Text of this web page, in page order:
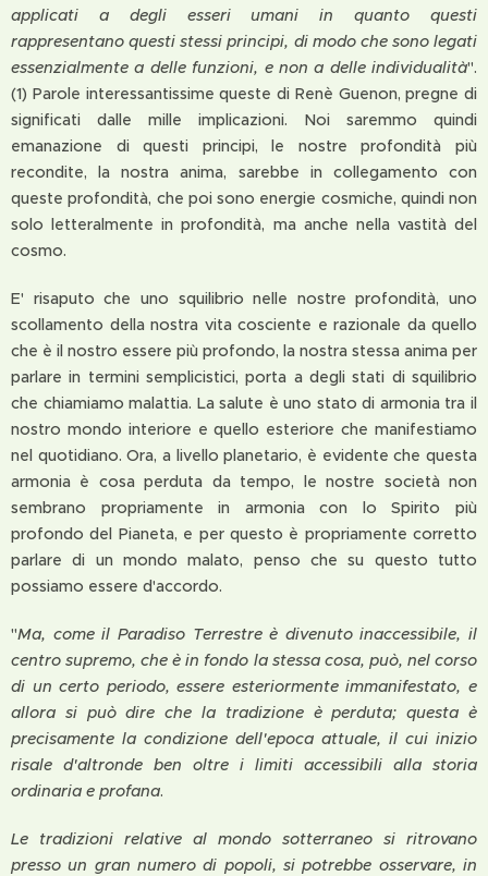
applicati a degli esseri umani in quanto questi
rappresentano questi stessi principi, di modo che sono legati
essenzialmente a delle funzioni, e non a delle individualità".
(1) Parole interessantissime queste di Renè Guenon, pregne di
significati dalle mille implicazioni. Noi saremmo quindi
emanazione di questi principi, le nostre profondità più
recondite, la nostra anima, sarebbe in collegamento con
queste profondità, che poi sono energie cosmiche, quindi non
solo letteralmente in profondità, ma anche nella vastità del
cosmo.
E' risaputo che uno squilibrio nelle nostre profondità, uno
scollamento della nostra vita cosciente e razionale da quello
che è il nostro essere più profondo, la nostra stessa anima per
parlare in termini semplicistici, porta a degli stati di squilibrio
che chiamiamo malattia. La salute è uno stato di armonia tra il
nostro mondo interiore e quello esteriore che manifestiamo
nel quotidiano. Ora, a livello planetario, è evidente che questa
armonia è cosa perduta da tempo, le nostre società non
sembrano propriamente in armonia con lo Spirito più
profondo del Pianeta, e per questo è propriamente corretto
parlare di un mondo malato, penso che su questo tutto
possiamo essere d'accordo.
"Ma, come il Paradiso Terrestre è divenuto inaccessibile, il
centro supremo, che è in fondo la stessa cosa, può, nel corso
di un certo periodo, essere esteriormente immanifestato, e
allora si può dire che la tradizione è perduta; questa è
precisamente la condizione dell'epoca attuale, il cui inizio
risale d'altronde ben oltre i limiti accessibili alla storia
ordinaria e profana.
Le tradizioni relative al mondo sotterraneo si ritrovano
presso un gran numero di popoli, si potrebbe osservare, in